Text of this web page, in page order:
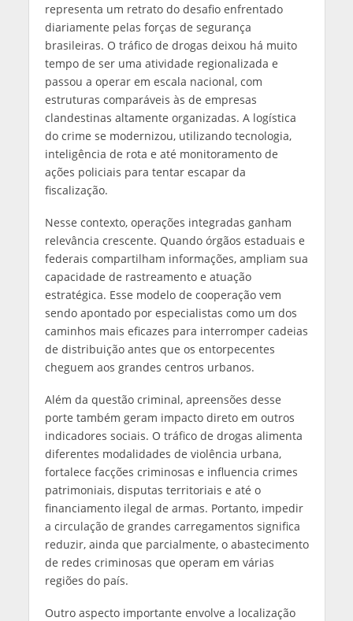
representa um retrato do desafio enfrentado
diariamente pelas forças de segurança
brasileiras. O tráfico de drogas deixou há muito
tempo de ser uma atividade regionalizada e
passou a operar em escala nacional, com
estruturas comparáveis às de empresas
clandestinas altamente organizadas. A logística
do crime se modernizou, utilizando tecnologia,
inteligência de rota e até monitoramento de
ações policiais para tentar escapar da
fiscalização.
Nesse contexto, operações integradas ganham
relevância crescente. Quando órgãos estaduais e
federais compartilham informações, ampliam sua
capacidade de rastreamento e atuação
estratégica. Esse modelo de cooperação vem
sendo apontado por especialistas como um dos
caminhos mais eficazes para interromper cadeias
de distribuição antes que os entorpecentes
cheguem aos grandes centros urbanos.
Além da questão criminal, apreensões desse
porte também geram impacto direto em outros
indicadores sociais. O tráfico de drogas alimenta
diferentes modalidades de violência urbana,
fortalece facções criminosas e influencia crimes
patrimoniais, disputas territoriais e até o
financiamento ilegal de armas. Portanto, impedir
a circulação de grandes carregamentos significa
reduzir, ainda que parcialmente, o abastecimento
de redes criminosas que operam em várias
regiões do país.
Outro aspecto importante envolve a localização